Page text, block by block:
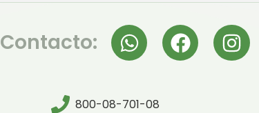
Contacto:
800-08-701-08